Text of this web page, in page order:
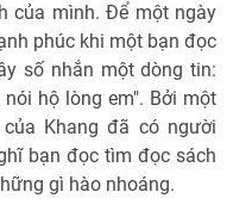
của mình. Để một ngày
phúc khi một bạn đọc
số nhắn một dòng tin:
hộ lòng em". Bởi một
Khang đã có người
bạn đọc tìm đọc sách
gì hào nhoáng.